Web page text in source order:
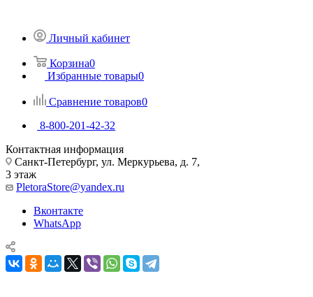
Личный кабинет
Корзина0
Избранные товары0
Сравнение товаров0
8-800-201-42-32
Контактная информация
Санкт-Петербург, ул. Меркурьева, д. 7,
3 этаж
PletoraStore@yandex.ru
Вконтакте
WhatsApp